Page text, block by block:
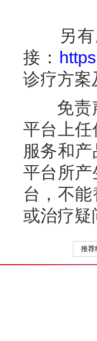
另有应
接：
诊疗方案
免责
平台 上
服务和
平台所
台，不
或治疗疑
推荐